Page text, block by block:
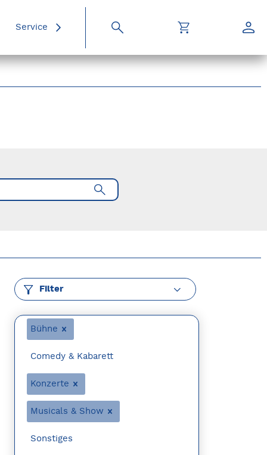
Service Suche Warenkorb Konto
Filter
Bühne
Comedy & Kabarett
Konzerte
Musicals & Show
Sonstiges